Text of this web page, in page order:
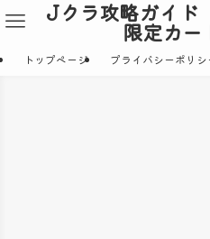
Jクラ攻略ガイド
限定カー
トップページ プライバシーポリシ